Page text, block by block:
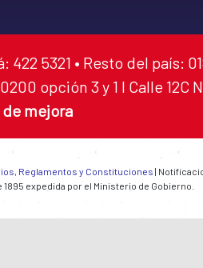
5321 • Resto del país:
opción 3 y 1 I Calle 12C
mejora
Reglamentos y Constituciones |
expedida por el Ministerio de Gobierno.